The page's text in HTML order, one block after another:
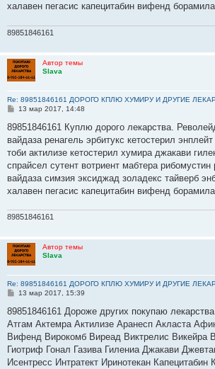
халавен пегасис капецитабин вифенд
89851846161
Автор темы
Slava
Re: 89851846161 ДОРОГО КПЛЮ ХУМИРУ И ДРУГИЕ
С
о
щ
е
и
е
13 мар 2017, 14:48
89851846161 Куплю дорого лекарства.
вайдаза ренагель эрбитукс кетостерил
тоби актилизе кетостерил хумира джакави
спрайсел сутент вотриент мабтера
вайдаза симзия эксиджад золадекс тайверб
халавен пегасис капецитабин вифенд
89851846161
Автор темы
Slava
Re: 89851846161 ДОРОГО КПЛЮ ХУМИРУ И ДРУГИЕ
С
о
щ
е
и
е
13 мар 2017, 15:39
89851846161 Дороже других покупаю
Атгам Актемра Актилизе Аранесп Акласта
Вифенд Вирокомб Виреад Виктрелис Викейра
Гиотриф Гонал Газива Гилениа Джакави
Исентресс Интратект Иринотекан